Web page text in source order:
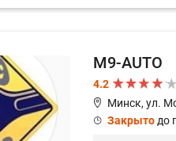
M9-AUTO
4.2
Минск, ул.
Закрытодо